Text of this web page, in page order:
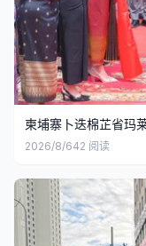
柬埔寨卜迭棉芷省玛
2026/8/642 阅读